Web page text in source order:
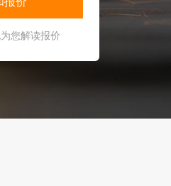
您解读报价